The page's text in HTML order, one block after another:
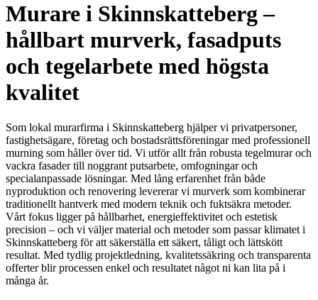
Murare i Skinnskatteberg –
hållbart murverk, fasadputs
och tegelarbete med högsta
kvalitet
Som lokal murarfirma i Skinnskatteberg hjälper vi privatpersoner,
fastighetsägare, företag och bostadsrättsföreningar med professionell
murning som håller över tid. Vi utför allt från robusta tegelmurar och
vackra fasader till noggrant putsarbete, omfogningar och
specialanpassade lösningar. Med lång erfarenhet från både
nyproduktion och renovering levererar vi murverk som kombinerar
traditionellt hantverk med modern teknik och fuktsäkra metoder.
Vårt fokus ligger på hållbarhet, energieffektivitet och estetisk
precision – och vi väljer material och metoder som passar klimatet i
Skinnskatteberg för att säkerställa ett säkert, tåligt och lättskött
resultat. Med tydlig projektledning, kvalitetssäkring och transparenta
offerter blir processen enkel och resultatet något ni kan lita på i
många år.